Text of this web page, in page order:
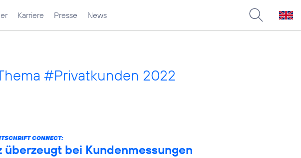
Karriere Presse News
#Privatkunden 2022
CONNECT:
überzeugt bei Kundenmessungen